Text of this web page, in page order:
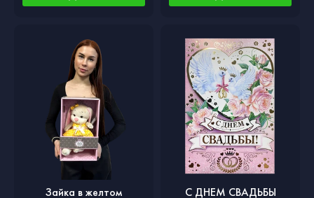
Зайка в желтом С ДНЕМ СВАДЬБЫ